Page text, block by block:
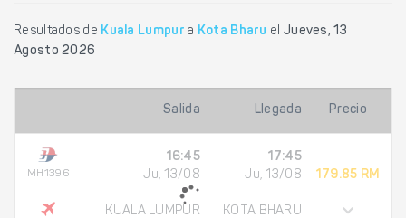
Resultados de Kuala Lumpur a Kota Bharu el Jueves, 13
Agosto 2026
Salida Llegada Precio
MH1396
16:45
Ju, 13/08
KUALA LUMPUR
17:45
Ju, 13/08
KOTA BHARU
179.85 RM